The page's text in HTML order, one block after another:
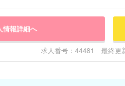
情報詳細へ
求人番号：44481 最終更